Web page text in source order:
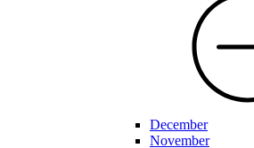
December
November